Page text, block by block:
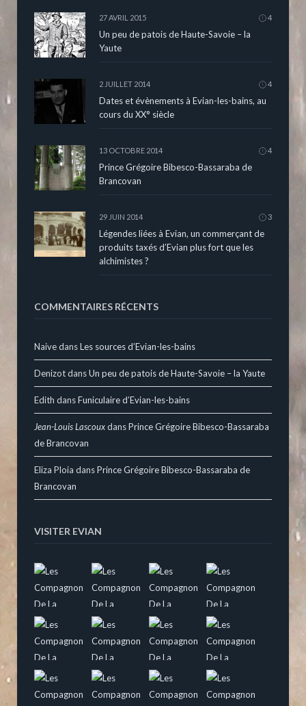
27 AVRIL 2015 4
Un peu de patois de Haute-Savoie – la
Yaute
2 JUILLET 2014 4
Dates et évènements à Evian-les-bains, au
cours du XX° siècle
13 OCTOBRE 2014 4
Prince Grégoire Bibesco-Bassaraba de
Brancovan
29 JUIN 2014 3
Légendes liées à Evian, un commerçant de
produits taxés d’Evian plus fort que les
alchimistes ?
COMMENTAIRES RÉCENTS
NaivedansLes sources d’Evian-les-bains
DenizotdansUn peu de patois de Haute-Savoie – la Yaute
Edith dansFuniculaire d’Evian-les-bains
Jean-Louis LascouxdansPrince Grégoire Bibesco-Bassaraba
de Brancovan
Eliza Ploia dansPrince Grégoire Bibesco-Bassaraba de
Brancovan
VISITER EVIAN